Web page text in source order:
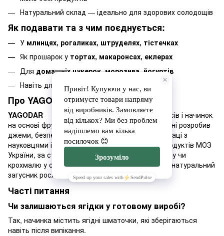
Натуральний склад — ідеально для здорових солодощів
Як подавати та з чим поєднується:
У млинцях, рогаликах, штруделях, тістечках
Як прошарок у тортах, макаронсах, еклерах
Для домашніх цукерок, морозива, йогуртів
Навіть для
компоту чи ягідного чаю
Про YAGODAR
YAGODAR — український виробник джемів, соусів і начинок
на основі фруктів та ягід. Бренд першим в Україні розробив
джеми, безпечні для людей з діабетом, у співпраці з
науковцями інституту безпечності харчових продуктів МОЗ
України, за стандартом ДСТУ. Замість желатину чи
крохмалю у складі використовується пектин — натуральний
загусник рослинного походження.
Часті питання
Чи залишаються ягідки у готовому виробі?
Так, начинка містить ягідні шматочки, які зберігаються
навіть після випікання.